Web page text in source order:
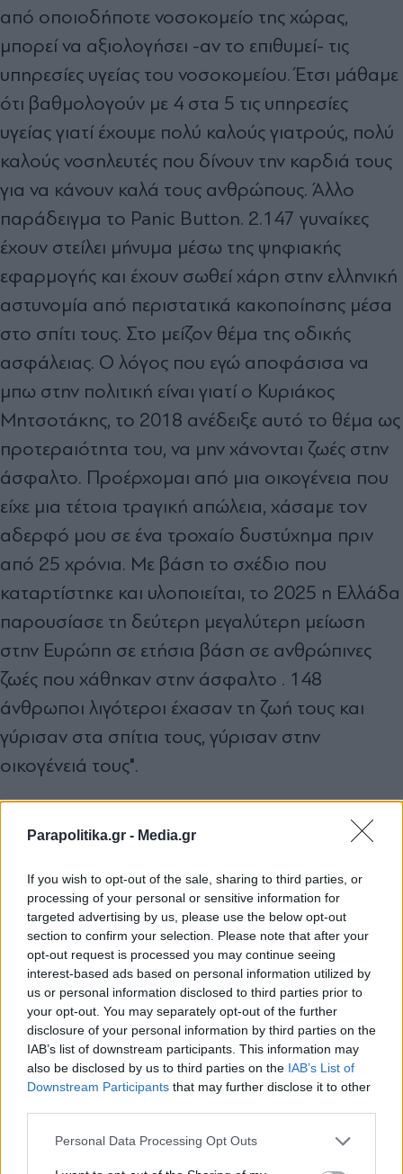
Parapolitika.gr - Media.gr
If you wish to opt-out of the sale, sharing to third parties, or
processing of your personal or sensitive information for
targeted advertising by us, please use the below opt-out
section to confirm your selection. Please note that after your
opt-out request is processed you may continue seeing
interest-based ads based on personal information utilized by
us or personal information disclosed to third parties prior to
your opt-out. You may separately opt-out of the further
disclosure of your personal information by third parties on the
IAB’s list of downstream participants. This information may
also be disclosed by us to third parties on the IAB’s List of
Downstream Participants that may further disclose it to other
Personal Data Processing Opt Outs
από οποιοδήποτε νοσοκομείο της χώρας,
μπορεί να αξιολογήσει -αν το επιθυμεί- τις
υπηρεσίες υγείας του νοσοκομείου. Έτσι μάθαμε
ότι βαθμολογούν με 4 στα 5 τις υπηρεσίες
υγείας γιατί έχουμε πολύ καλούς γιατρούς, πολύ
καλούς νοσηλευτές που δίνουν την καρδιά τους
για να κάνουν καλά τους ανθρώπους. Άλλο
παράδειγμα το Panic Button. 2.147 γυναίκες
έχουν στείλει μήνυμα μέσω της ψηφιακής
εφαρμογής και έχουν σωθεί χάρη στην ελληνική
αστυνομία από περιστατικά κακοποίησης μέσα
στο σπίτι τους. Στο μείζον θέμα της οδικής
ασφάλειας. Ο λόγος που εγώ αποφάσισα να
μπω στην πολιτική είναι γιατί ο Κυριάκος
Μητσοτάκης, το 2018 ανέδειξε αυτό το θέμα ως
προτεραιότητα του, να μην χάνονται ζωές στην
άσφαλτο. Προέρχομαι από μια οικογένεια που
είχε μια τέτοια τραγική απώλεια, χάσαμε τον
αδερφό μου σε ένα τροχαίο δυστύχημα πριν
από 25 χρόνια. Με βάση το σχέδιο που
καταρτίστηκε και υλοποιείται, το 2025 η Ελλάδα
παρουσίασε τη δεύτερη μεγαλύτερη μείωση
στην Ευρώπη σε ετήσια βάση σε ανθρώπινες
ζωές που χάθηκαν στην άσφαλτο . 148
άνθρωποι λιγότεροι έχασαν τη ζωή τους και
γύρισαν στα σπίτια τους, γύρισαν στην
οικογένειά τους".
Συμπερασματικά, "αυτό είναι το κράτος που
Ο εκσυγχρονισμός του κράτους δεν έχει
ημερομηνία λήξης. Πάντα θα υπάρχουν νέα
προβλήματα. Πάντα κάποιες υπηρεσίες δεν θα
λειτουργούν όπως θα θέλαμε. Ωστόσο, εμείς
παλεύουμε για να βρούμε την βέλτιστη λύση.
Αντίπαλός μας δεν είναι τα κόμματα που ασκούν
μια φθηνή αντιπολίτευση, δυστυχώς χωρίς
προγραμματική πρόταση. Πρέπει να κινηθούμε
με ενότητα το επόμενο διάστημα και να
καταλάβουμε ότι ο εχθρός δεν είναι μέσα. Ο
αντίπαλός μας είναι έξω, είναι τα προβλήματα
Εγγραφή στο newsletter